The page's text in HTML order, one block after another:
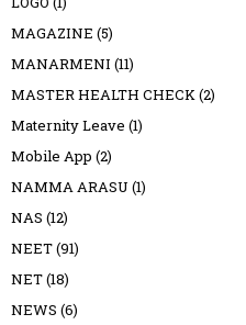
MAGAZINE (5)
MANARMENI (11)
MASTER HEALTH CHECK(2)
Maternity Leave (1)
Mobile App (2)
NAMMA ARASU (1)
NAS (12)
NEET(91)
NET(18)
NEWS (6)